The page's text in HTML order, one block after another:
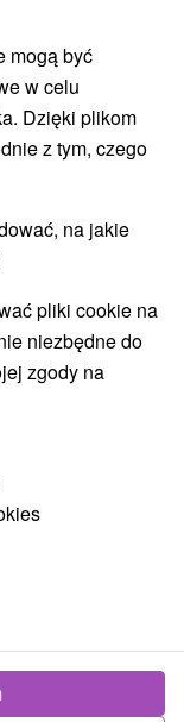
mogą być
w celu
Dzięki plikom
z tym, czego
na jakie
pliki cookie na
niezbędne do
zgody na